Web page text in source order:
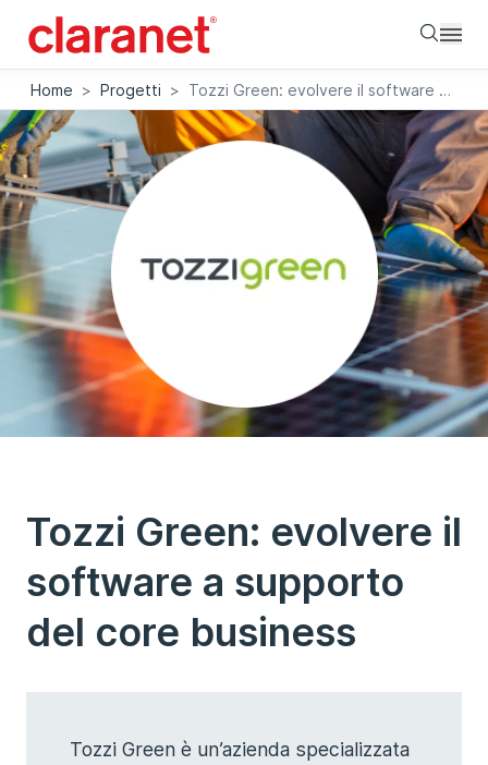
Home > Progetti > Tozzi Green: evolvere il software a supporto del core business
Tozzi Green: evolvere il
software a supporto
del core business
Tozzi Green è un’azienda specializzata